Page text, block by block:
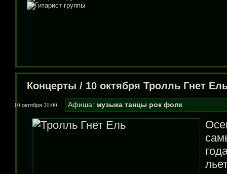
Концерты / 10 октября Тролль Гнет
10 октября 20:00 Афиша: музыка танцы рок фолк